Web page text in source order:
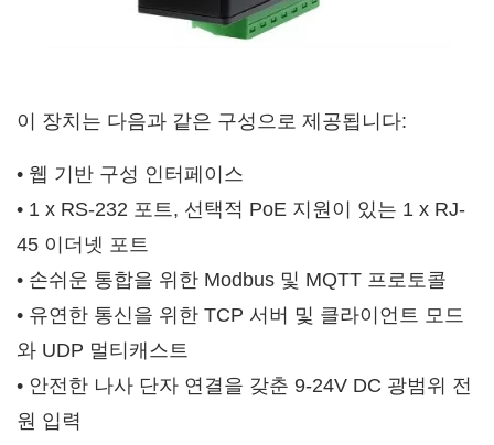
이 장치는 다음과 같은 구성으로 제공됩니다:
• 웹 기반 구성 인터페이스
• 1 x RS-232 포트, 선택적 PoE 지원이 있는 1 x RJ-
45 이더넷 포트
• 손쉬운 통합을 위한 Modbus 및 MQTT 프로토콜
• 유연한 통신을 위한 TCP 서버 및 클라이언트 모드
와 UDP 멀티캐스트
• 안전한 나사 단자 연결을 갖춘 9-24V DC 광범위 전
원 입력